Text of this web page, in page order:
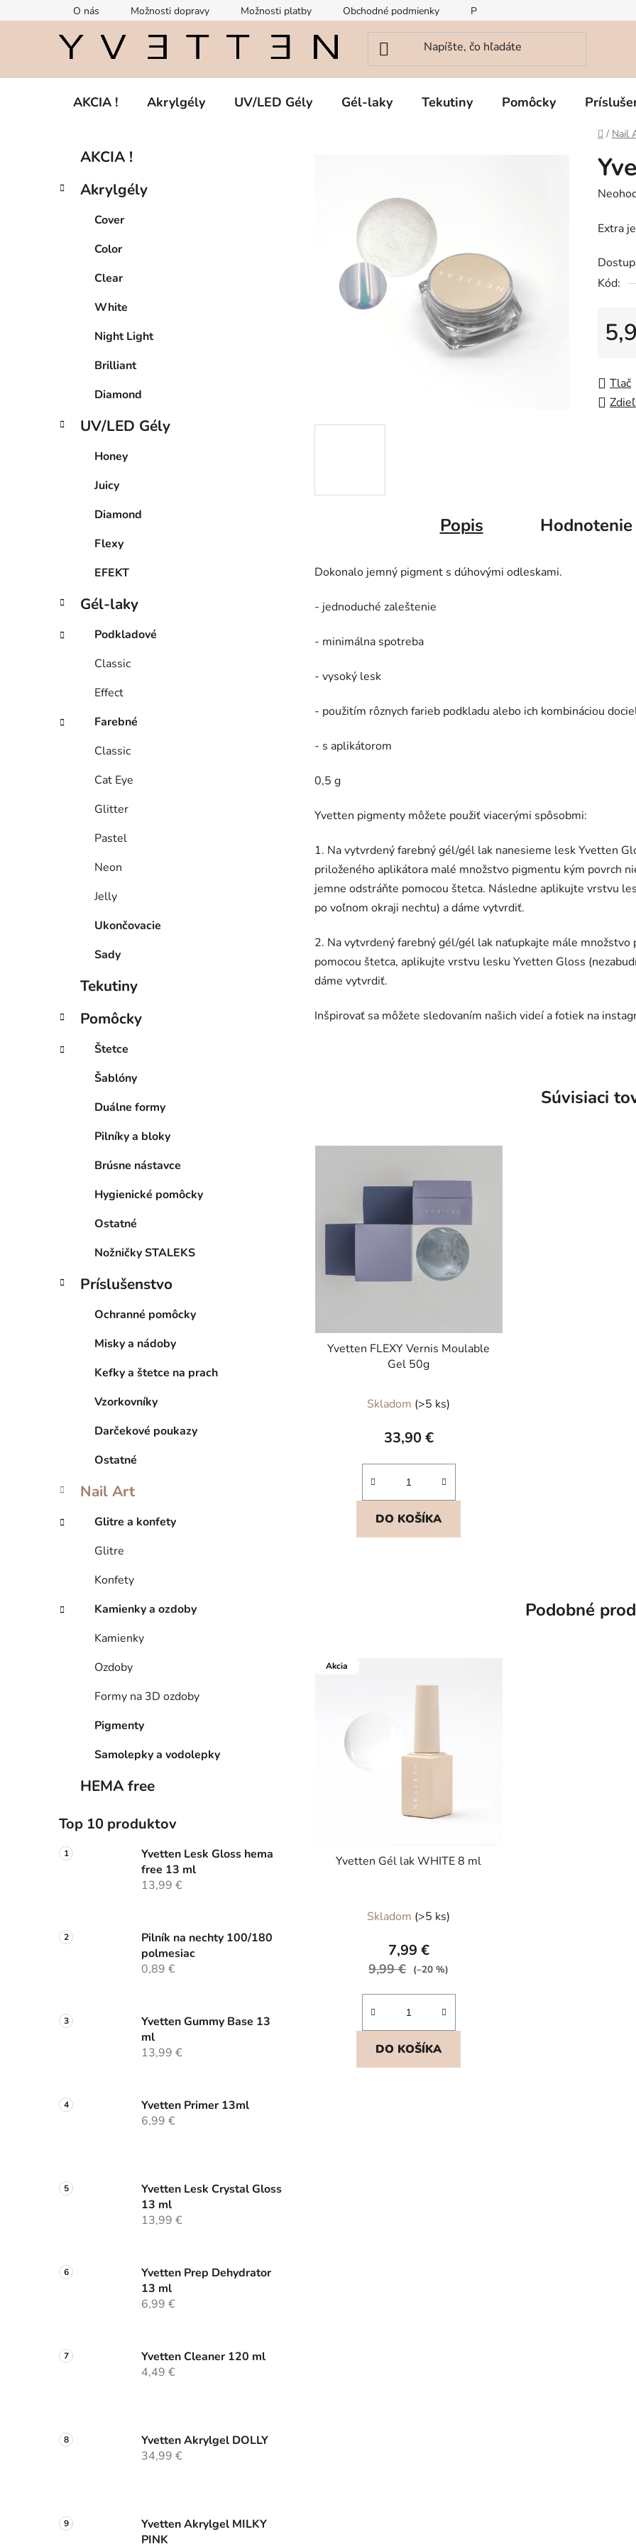
na
O nás Možnosti dopravy Možnosti platby Obchodné podmienky Podmienky ochrany osobných údajov
AKCIA ! Akrylgély UV/LED Gély Gél-laky Tekutiny Pomôcky
Domov
/ Nail
č
Preskočiť
kategórie
e
AKCIA !
Akrylgély
Cover
Color
Clear
White
Night Light
Brilliant
Diamond
UV/LED Gély
Honey
Juicy
Diamond
Flexy
EFEKT
Gél-laky
Podkladové
Classic
Effect
Farebné
Classic
Cat Eye
Glitter
Pastel
Neon
Jelly
Ukončovacie
Sady
Tekutiny
Pomôcky
Štetce
Šablóny
Duálne formy
Pilníky a bloky
Brúsne nástavce
Hygienické pomôcky
Ostatné
Nožničky STALEKS
Príslušenstvo
Ochranné pomôcky
Misky a nádoby
Kefky a štetce na prach
Vzorkovníky
Darčekové poukazy
Ostatné
Nail Art
Glitre a konfety
Glitre
Konfety
Kamienky a ozdoby
Kamienky
Ozdoby
Formy na 3D ozdoby
Pigmenty
Samolepky a vodolepky
HEMA free
Top 10 produktov
Yvetten Lesk Gloss hema
free 13 ml
13,99 €
Pilník na nechty 100/180
polmesiac
0,89 €
Yvetten Gummy Base 13
ml
13,99 €
Yvetten Primer 13ml
6,99 €
Yvetten Lesk Crystal Gloss
13 ml
13,99 €
Yvetten Prep Dehydrator
13 ml
6,99 €
Yvetten Cleaner 120 ml
4,49 €
Yvetten Akrylgel DOLLY
34,99 €
Yvetten Akrylgel MILKY
PINK
0,0
z
Extra
Kód:
Tlač
Popis Hodnotenie
Dokonalo jemný pigment s dúhovými odleskami.
- jednoduché zaleštenie
- minimálna spotreba
- vysoký lesk
- použitím rôznych farieb podkladu alebo ich kombináciou
- s aplikátorom
0,5 g
Yvetten pigmenty môžete použiť viacerými spôsobmi:
1. Na vytvrdený farebný gél/gél lak nanesieme lesk Yvetten
priloženého aplikátora malé množstvo pigmentu kým povrch
jemne odstráňte pomocou štetca. Následne aplikujte vrstvu
po voľnom okraji nechtu) a dáme vytvrdiť.
2. Na vytvrdený farebný gél/gél lak naťupkajte mále
pomocou štetca, aplikujte vrstvu lesku Yvetten Gloss
dáme vytvrdiť.
Inšpirovať sa môžete sledovaním našich videí a fotiek na
Súvisiaci
Yvetten FLEXY Vernis Moulable
Gel 50g
hodnotenie
produktu
5,0
z
hviezdičiek.
Skladom (>5 ks)
33,90 €
DO KOŠÍKA
Podobné
Akcia
Yvetten Gél lak WHITE 8 ml
Skladom (>5 ks)
7,99 €
9,99 € (–20 %)
DO KOŠÍKA